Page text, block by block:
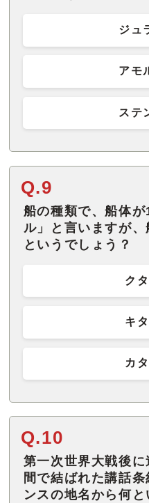
ジュ
アモ
ステ
Q.9
船の種類で、船体
ル」と言いますが
というでしょう？
ク
キ
カ
Q.10
第一次世界大戦後
間で結ばれた講話
ンスの地名から何と